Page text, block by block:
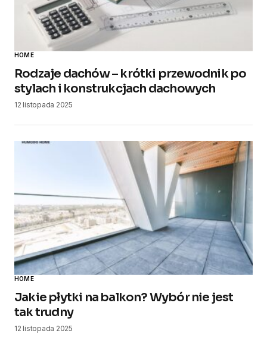
HOME
Rodzaje dachów – krótki przewodnik po
stylach i konstrukcjach dachowych
12 listopada 2025
HOME
Jakie płytki na balkon? Wybór nie jest
tak trudny
12 listopada 2025